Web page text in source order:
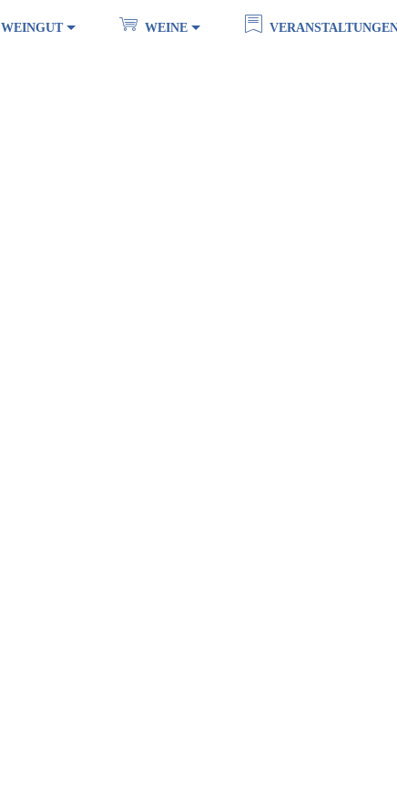
WEINGUT WEINE